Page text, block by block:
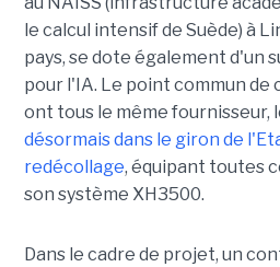
le calcul intensif de Suède) à
pays, se dote également d'un
pour l'IA. Le point commun de
ont tous le même fournisseur,
désormais dans le giron de
redécollage, équipant toutes
son système XH3500.
Dans le cadre de projet, un